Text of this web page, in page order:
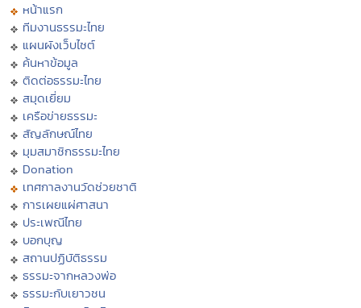
หน้าแรก
ทีมงานธรรมะไทย
แผนผังเว็บไซต์
ค้นหาข้อมูล
ติดต่อธรรมะไทย
สมุดเยี่ยม
เครือข่ายธรรมะ
สัญลักษณ์ไทย
มุมสมาชิกธรรมะไทย
Donation
เทศกาลงานวัดช่วยชาติ
การเผยแผ่ศาสนา
ประเพณีไทย
บอกบุญ
สถานปฏิบัติธรรม
ธรรมะจากหลวงพ่อ
ธรรมะกับเยาวชน